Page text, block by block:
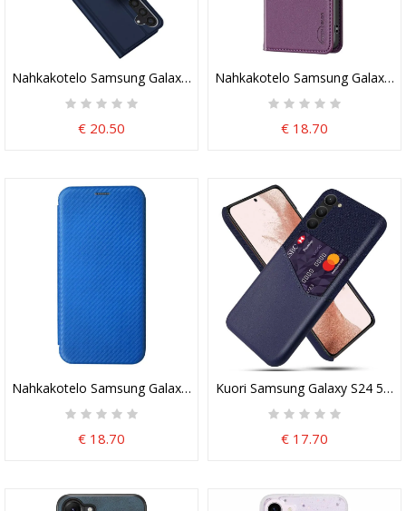
Nahkakotelo Samsung Galaxy S24 5g Skin Pro -sarja Dux Ducis
€ 20.50
Nahkakotelo Samsung Galaxy
€ 18.70
Nahkakotelo Samsung Galaxy S24 5g Hiilikuitu
€ 18.70
Kuori Samsung Galaxy S24 5g
€ 17.70